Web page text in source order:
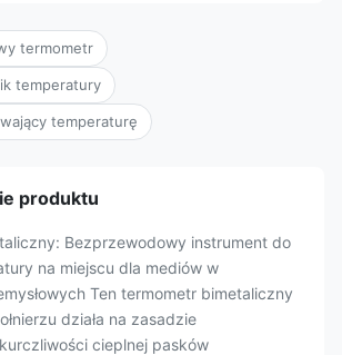
termometr
temperatury
temperaturę
produktu
Bezprzewodowy instrument do
na miejscu dla mediów w
Ten termometr bimetaliczny
działa na zasadzie
cieplnej pasków